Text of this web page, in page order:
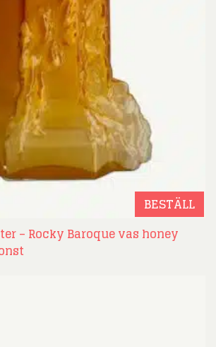
BESTÄLL
– Rocky Baroque vas honey